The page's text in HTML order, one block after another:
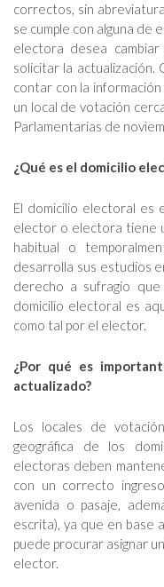
correctos, sin
se cumple con alguna de
electora desea
solicitar la actualización.
contar con la
un local de votación
Parlamentarias de
¿Qué es el domicilio
El domicilio electoral es
elector o electora tiene
habitual o
desarrolla sus estudios
derecho a sufragio
domicilio electoral es
como tal por el elector.
¿Por qué es
actualizado?
Los locales de
geográfica de los
electoras deben
con un correcto
avenida o pasaje,
escrita), ya que en base
puede procurar asignar
elector.